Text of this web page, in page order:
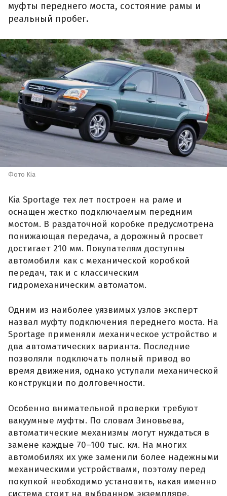
муфты переднего моста, состояние рамы и
реальный пробег.
Фото Kia
Kia Sportage тех лет построен на раме и
оснащен жестко подключаемым передним
мостом. В раздаточной коробке предусмотрена
понижающая передача, а дорожный просвет
достигает 210 мм. Покупателям доступны
автомобили как с механической коробкой
передач, так и с классическим
гидромеханическим автоматом.
Одним из наиболее уязвимых узлов эксперт
назвал муфту подключения переднего моста. На
Sportage применяли механическое устройство и
два автоматических варианта. Последние
позволяли подключать полный привод во
время движения, однако уступали механической
конструкции по долговечности.
Особенно внимательной проверки требуют
вакуумные муфты. По словам Зиновьева,
автоматические механизмы могут нуждаться в
замене каждые 70–100 тыс. км. На многих
автомобилях их уже заменили более надежными
механическими устройствами, поэтому перед
покупкой необходимо установить, какая именно
система стоит на выбранном экземпляре.